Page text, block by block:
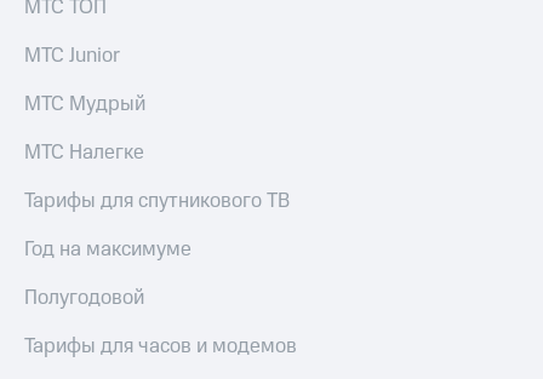
МТС ТОП
МТС Junior
МТС Мудрый
МТС Налегке
Тарифы для спутникового ТВ
Год на максимуме
Полугодовой
Тарифы для часов и модемов